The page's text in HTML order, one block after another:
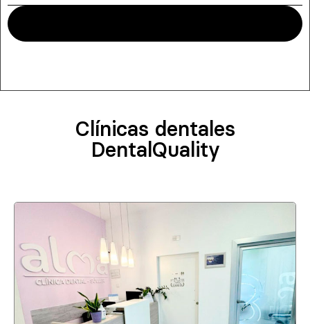
Clínicas dentales
DentalQuality